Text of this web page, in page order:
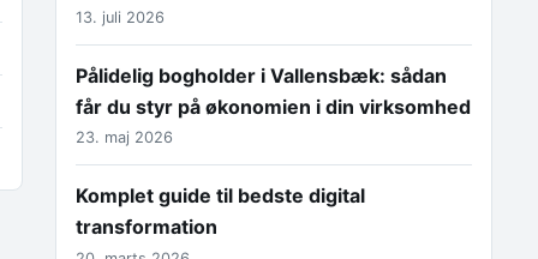
13. juli 2026
Pålidelig bogholder i Vallensbæk: sådan
får du styr på økonomien i din virksomhed
23. maj 2026
Komplet guide til bedste digital
transformation